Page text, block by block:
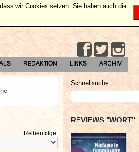
REDAKTION LINKS ARCHIV
Reihenfolge
Schnellsuche:
REVIEWS "WORT"
wir Cookies setzen. Sie haben auch die